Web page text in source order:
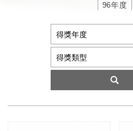
96年度